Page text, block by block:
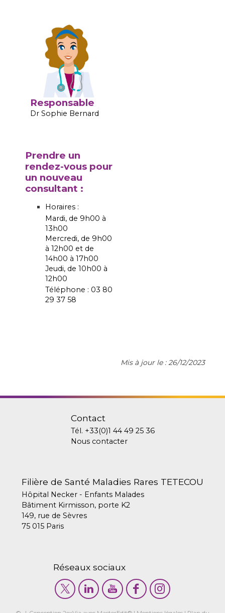
Responsable
Dr Sophie Bernard
Prendre un
rendez-vous pour
un nouveau
consultant :
Horaires :
Mardi, de 9h00 à
13h00
Mercredi, de 9h00
à 12h00 et de
14h00 à 17h00
Jeudi, de 10h00 à
12h00
Téléphone : 03 80
29 37 58
Mis à jour le : 26/12/2023
Contact
Tél. +33(0)1 44 49 25 36
Nous contacter
Filière de Santé Maladies Rares TETECOU
Hôpital Necker - Enfants Malades
Bâtiment Kirmisson, porte K2
149, rue de Sèvres
75 015 Paris
Réseaux sociaux